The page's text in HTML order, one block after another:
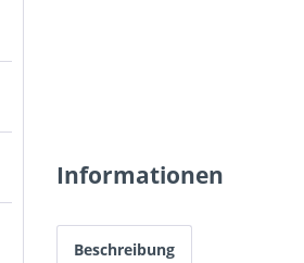
Informationen
Beschreibung